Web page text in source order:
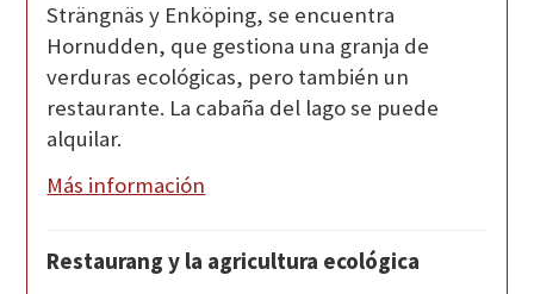
Strängnäs y Enköping, se encuentra
Hornudden, que gestiona una granja de
verduras ecológicas, pero también un
restaurante. La cabaña del lago se puede
alquilar.
Más información
Restaurang y la agricultura ecológica